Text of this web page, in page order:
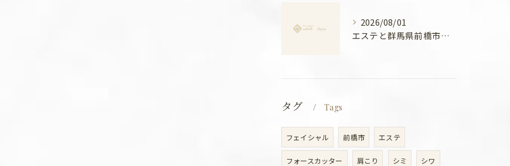
2026/08/01
エステと群馬県前橋市ボディメンテナンス徹底比較と安心できる選び方ガイド
タグ Tags
フェイシャル 前橋市 エステ
フォースカッター 肩こり シミ シワ